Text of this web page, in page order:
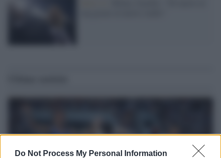
Do Not Process My Personal Information